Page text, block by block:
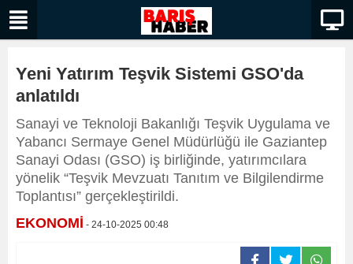
Yeni Yatırım Teşvik Sistemi GSO'da
anlatıldı
Sanayi ve Teknoloji Bakanlığı Teşvik Uygulama ve
Yabancı Sermaye Genel Müdürlüğü ile Gaziantep
Sanayi Odası (GSO) iş birliğinde, yatırımcılara
yönelik “Teşvik Mevzuatı Tanıtım ve Bilgilendirme
Toplantısı” gerçekleştirildi.
EKONOMİ - 24-10-2025 00:48